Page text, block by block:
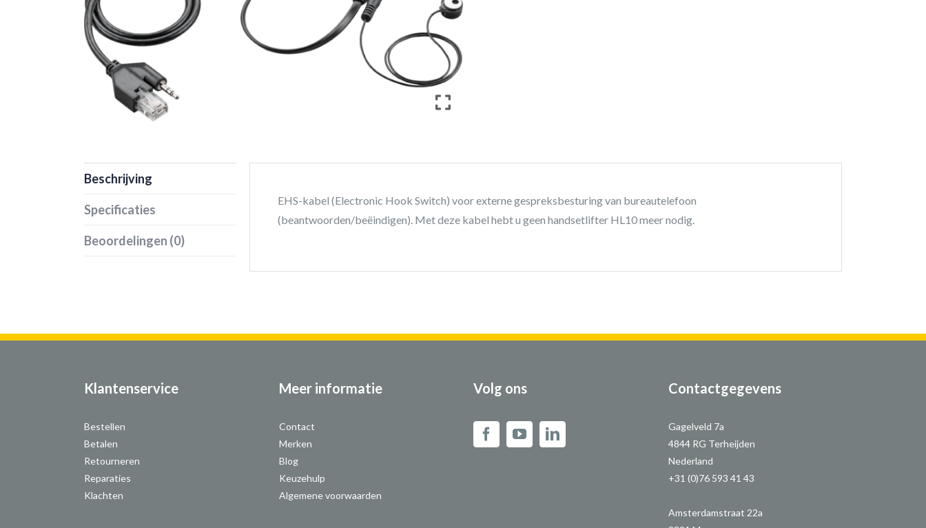
Beschrijving
Specificaties
Beoordelingen (0)
EHS-kabel (Electronic Hook Switch) voor externe gespreksbesturing van bureautelefoon
(beantwoorden/beëindigen). Met deze kabel hebt u geen handsetlifter HL10 meer nodig.
Klantenservice
Bestellen
Betalen
Retourneren
Reparaties
Klachten
Meer informatie
Contact
Merken
Blog
Keuzehulp
Algemene voorwaarden
Volg ons Contactgegevens
Gagelveld 7a
4844 RG Terheijden
Nederland
+31 (0)76 593 41 43
Amsterdamstraat 22a